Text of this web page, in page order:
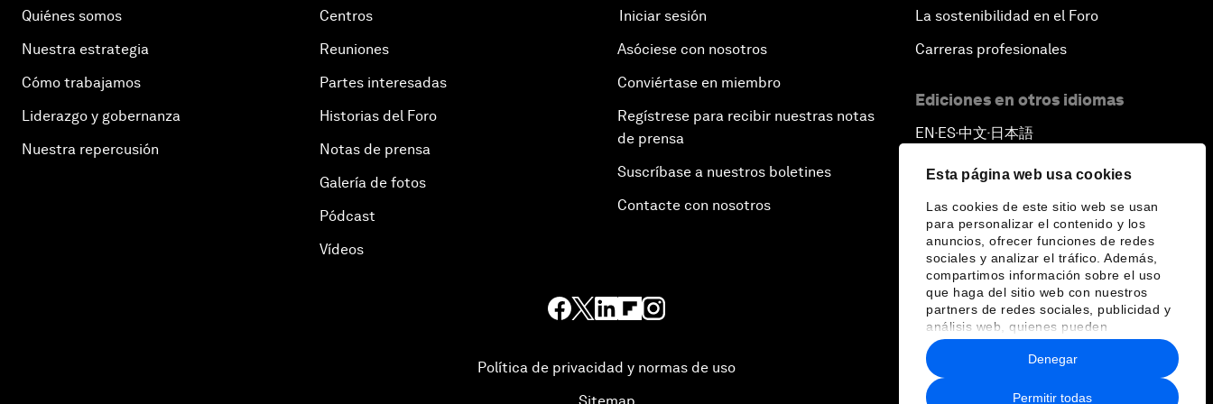
Esta página web usa cookies
Las cookies de este sitio web se usan
para personalizar el contenido y los
anuncios, ofrecer funciones de redes
sociales y analizar el tráfico. Además,
compartimos información sobre el uso
que haga del sitio web con nuestros
partners de redes sociales, publicidad y
análisis web, quienes pueden
combinarla con otra información que les
haya proporcionado o que hayan
recopilado a partir del uso que haya
hecho de sus servicios.
Permitir todas
Denegar
Quiénes somos
Nuestra estrategia
Cómo trabajamos
Liderazgo y gobernanza
Nuestra repercusión
Centros
Reuniones
Partes interesadas
Historias del Foro
Notas de prensa
Galería de fotos
Pódcast
Vídeos
Iniciar sesión
Asóciese con nosotros
Conviértase en miembro
Regístrese para recibir nuestras notas
de prensa
Suscríbase a nuestros boletines
Contacte con nosotros
La sostenibilidad en el Foro
Carreras profesionales
Ediciones en otros idiomas
EN ▪ ES▪中文▪ 日本語
Política de privacidad y normas de uso